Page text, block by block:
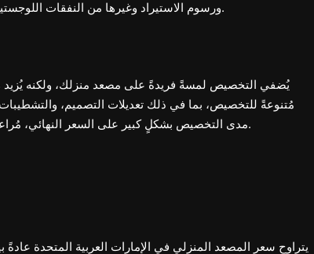
ورسوم الاستيراد وغيرها من النفقات اللوجستية المرتبطة بجلب المصعد إلى الإمارات العربية المتحدة.
يُضفي التخصيص لمسةً فريدةً على مصعد منزلك، ولكنه يُزيد
مُتنوعةً للتخصيص، بما في ذلك تعديلات التصميم،
مدى التخصيص بشكلٍ كبير على السعر النهائي، مُراعيًا التفضيلات الشخصية والاحتياجات المعمارية المُحددة.